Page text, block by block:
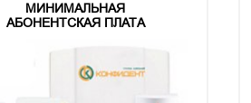
МИНИМАЛЬНАЯ
АБОНЕНТСКАЯ ПЛАТА